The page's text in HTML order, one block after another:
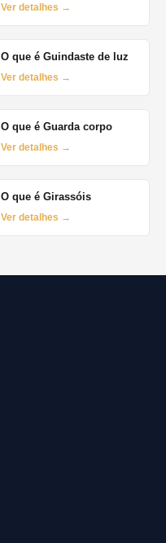
Ver detalhes →
O que é Guindaste de luz
Ver detalhes →
O que é Guarda corpo
Ver detalhes →
O que é Girassóis
Ver detalhes →